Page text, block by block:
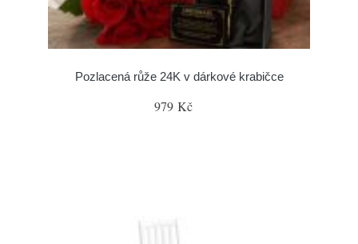
Pozlacená růže 24K v dárkové krabičce
979 Kč